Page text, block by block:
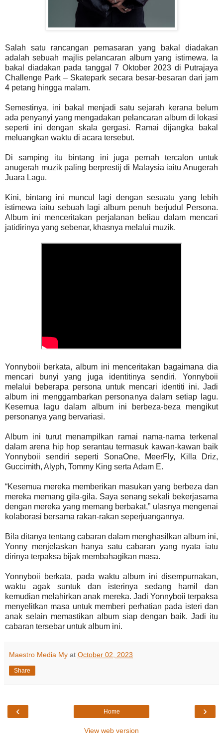
Salah satu rancangan pemasaran yang bakal diadakan
adalah sebuah majlis pelancaran album yang istimewa. Ia
bakal diadakan pada tanggal 7 Oktober 2023 di Putrajaya
Challenge Park – Skatepark secara besar-besaran dari jam
4 petang hingga malam.
Semestinya, ini bakal menjadi satu sejarah kerana belum
ada penyanyi yang mengadakan pelancaran album di lokasi
seperti ini dengan skala gergasi. Ramai dijangka bakal
meluangkan waktu di acara tersebut.
Di samping itu bintang ini juga pernah tercalon untuk
anugerah muzik paling berprestij di Malaysia iaitu Anugerah
Juara Lagu.
Kini, bintang ini muncul lagi dengan sesuatu yang lebih
istimewa iaitu sebuah lagi album penuh berjudul Persona.
Album ini menceritakan perjalanan beliau dalam mencari
jatidirinya yang sebenar, khasnya melalui muzik.
Yonnyboii berkata, album ini menceritakan bagaimana dia
mencari bunyi yang juga identitinya sendiri. Yonnyboii
melalui beberapa persona untuk mencari identiti ini. Jadi
album ini menggambarkan personanya dalam setiap lagu.
Kesemua lagu dalam album ini berbeza-beza mengikut
personanya yang bervariasi.
Album ini turut menampilkan ramai nama-nama terkenal
dalam arena hip hop serantau termasuk kawan-kawan baik
Yonnyboii sendiri seperti SonaOne, MeerFly, Killa Driz,
Guccimith, Alyph, Tommy King serta Adam E.
“Kesemua mereka memberikan masukan yang berbeza dan
mereka memang gila-gila. Saya senang sekali bekerjasama
dengan mereka yang memang berbakat,” ulasnya mengenai
kolaborasi bersama rakan-rakan seperjuangannya.
Bila ditanya tentang cabaran dalam menghasilkan album ini,
Yonny menjelaskan hanya satu cabaran yang nyata iatu
dirinya terpaksa bijak membahagikan masa.
Yonnyboii berkata, pada waktu album ini disempurnakan,
waktu agak suntuk dan isterinya sedang hamil dan
kemudian melahirkan anak mereka. Jadi Yonnyboii terpaksa
menyelitkan masa untuk memberi perhatian pada isteri dan
anak selain memastikan album siap dengan baik. Jadi itu
cabaran tersebar untuk album ini.
Maestro Media My at October 02, 2023
Share
‹ ›
Home
View web version